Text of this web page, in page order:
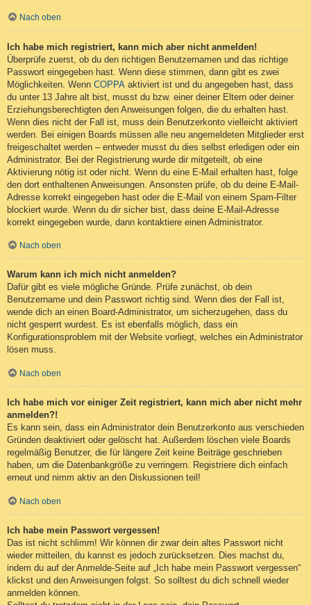
Nach oben
Ich habe mich registriert, kann mich aber nicht anmelden!
Überprüfe zuerst, ob du den richtigen Benutzernamen und das richtige
Passwort eingegeben hast. Wenn diese stimmen, dann gibt es zwei
Möglichkeiten. Wenn COPPA aktiviert ist und du angegeben hast, dass
du unter 13 Jahre alt bist, musst du bzw. einer deiner Eltern oder deiner
Erziehungsberechtigten den Anweisungen folgen, die du erhalten hast.
Wenn dies nicht der Fall ist, muss dein Benutzerkonto vielleicht aktiviert
werden. Bei einigen Boards müssen alle neu angemeldeten Mitglieder erst
freigeschaltet werden – entweder musst du dies selbst erledigen oder ein
Administrator. Bei der Registrierung wurde dir mitgeteilt, ob eine
Aktivierung nötig ist oder nicht. Wenn du eine E-Mail erhalten hast, folge
den dort enthaltenen Anweisungen. Ansonsten prüfe, ob du deine E-Mail-
Adresse korrekt eingegeben hast oder die E-Mail von einem Spam-Filter
blockiert wurde. Wenn du dir sicher bist, dass deine E-Mail-Adresse
korrekt eingegeben wurde, dann kontaktiere einen Administrator.
Nach oben
Warum kann ich mich nicht anmelden?
Dafür gibt es viele mögliche Gründe. Prüfe zunächst, ob dein
Benutzername und dein Passwort richtig sind. Wenn dies der Fall ist,
wende dich an einen Board-Administrator, um sicherzugehen, dass du
nicht gesperrt wurdest. Es ist ebenfalls möglich, dass ein
Konfigurationsproblem mit der Website vorliegt, welches ein Administrator
lösen muss.
Nach oben
Ich habe mich vor einiger Zeit registriert, kann mich aber nicht mehr
anmelden?!
Es kann sein, dass ein Administrator dein Benutzerkonto aus verschieden
Gründen deaktiviert oder gelöscht hat. Außerdem löschen viele Boards
regelmäßig Benutzer, die für längere Zeit keine Beiträge geschrieben
haben, um die Datenbankgröße zu verringern. Registriere dich einfach
erneut und nimm aktiv an den Diskussionen teil!
Nach oben
Ich habe mein Passwort vergessen!
Das ist nicht schlimm! Wir können dir zwar dein altes Passwort nicht
wieder mitteilen, du kannst es jedoch zurücksetzen. Dies machst du,
indem du auf der Anmelde-Seite auf „Ich habe mein Passwort vergessen“
klickst und den Anweisungen folgst. So solltest du dich schnell wieder
anmelden können.